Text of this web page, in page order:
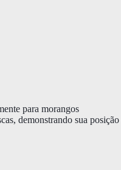
para morangos
demonstrando sua posição